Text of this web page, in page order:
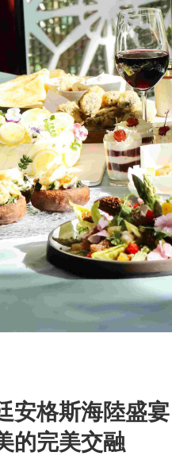
安格斯海陸盛
的完美交融